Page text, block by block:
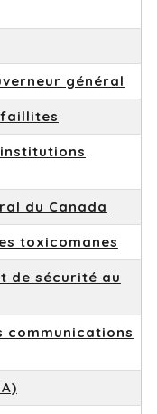
général
du Canada
toxicomanes
de sécurité au
communications